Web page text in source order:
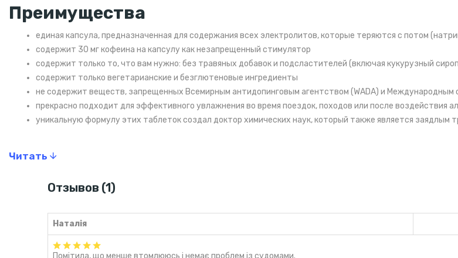
Преимущества
единая капсула, предназначенная для содержания всех электролитов, которые теряются с потом
содержит 30 мг кофеина на капсулу как незапрещенный стимулятор
содержит только то, что вам нужно: без травяных добавок и подсластителей (включая кукурузный
содержит только вегетарианские и безглютеновые ингредиенты
не содержит веществ, запрещенных Всемирным антидопинговым агентством (WADA) и Международным
прекрасно подходит для эффективного увлажнения во время поездок, походов или после воздействия
уникальную формулу этих таблеток создал доктор химических наук, который также является заядлым
Рекомендуется употреблять одну капсулу каждые 30-60 минут во время активности.
Вы можете просто проглотить капсулу и запить ее водой/ высыпать содержимое капсулы в воду или
Состав
Цитрат натрия (соль), гидроксипропилметилцеллюлоза (вегетарианские капсулы), цитрат калия, хлорид
E641 (L-лейцин), E141 (комплекс хлорофилла меди), холекальциферол (витамин D3).
Читать
Отзывов (1)
Наталія
Помітила, що менше втомлююсь і немає проблем із судомами.